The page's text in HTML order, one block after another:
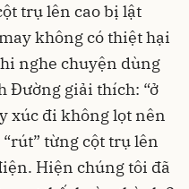
trụ lên cao bị lật
không có thiệt hại
nghe chuyện dùng
Đường giải thích: “ở
xúc đi không lọt nên
từng cột trụ lên
Hiện chúng tôi đã